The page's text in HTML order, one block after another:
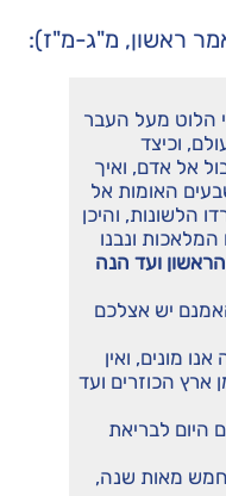
ראשון, מ"ג-מ"ז):
הלוט מעל העבר
וכיצד
אל אדם, ואיך
האומות אל
הלשונות, והיכן
המלאכות ונבנו
ועד הנה
יש אצלכם
מונים, ואין
ארץ הכוזרים ועד
היום לבריאת
מאות שנה,